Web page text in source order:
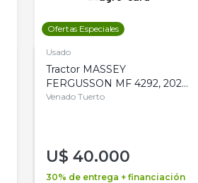
Ofertas Especiales
Usado
Tractor MASSEY
FERGUSSON MF 4292, 2020,
4WD, PATON
Venado Tuerto
U$ 40.000
30% de entrega + financiación